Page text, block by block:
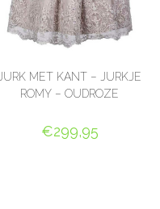
JURK MET KANT – JURKJE
ROMY – OUDROZE
€299,95